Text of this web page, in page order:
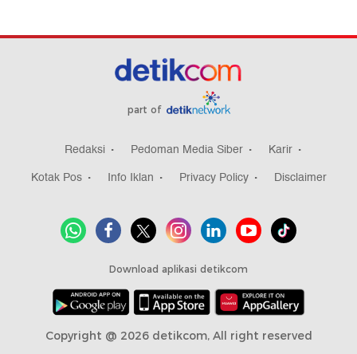
part of
Redaksi Pedoman Media Siber
Karir
Kotak Pos
Info Iklan Privacy Policy Disclaimer
Download aplikasi detikcom
Copyright @ 2026 detikcom, All right reserved